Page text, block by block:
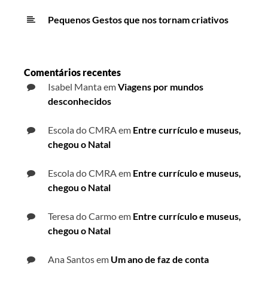
Pequenos Gestos que nos tornam criativos
Comentários recentes
Isabel MantaemViagens por mundos
desconhecidos
Escola do CMRA em Entre currículo e museus,
chegou o Natal
Escola do CMRA em Entre currículo e museus,
chegou o Natal
Teresa do Carmoem Entre currículo e museus,
chegou o Natal
Ana Santosem Um ano de faz de conta